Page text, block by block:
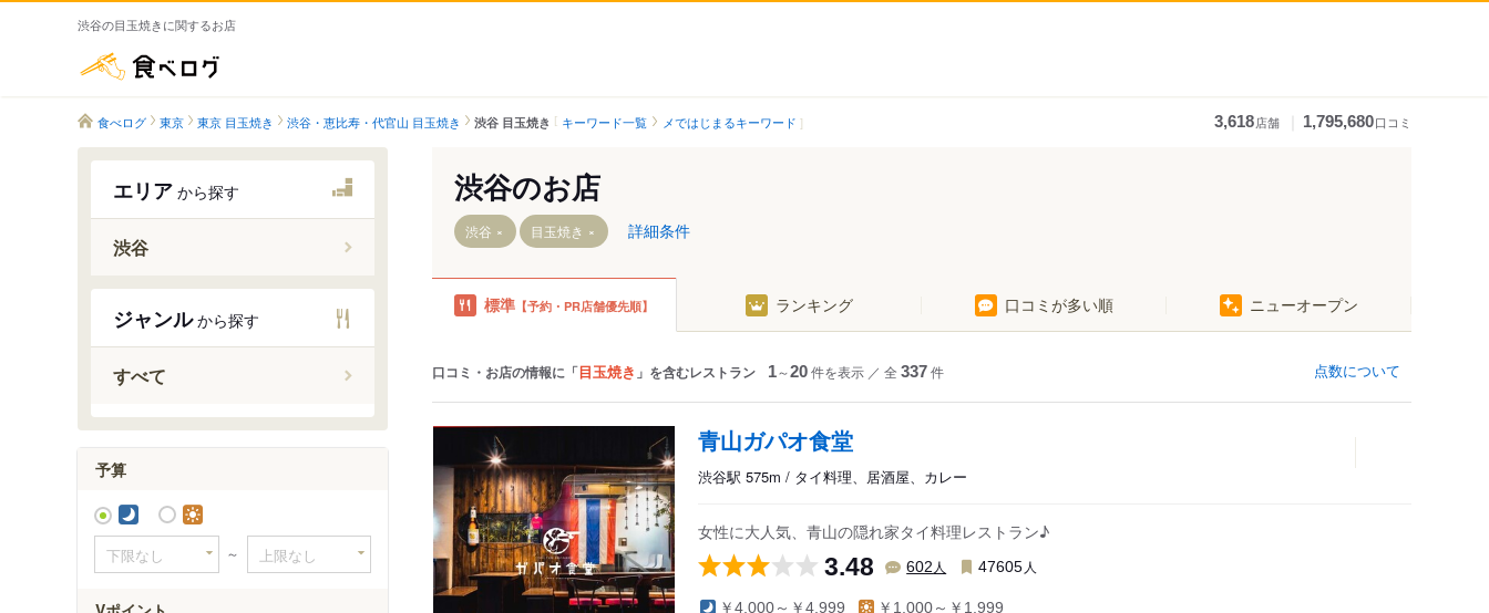
渋谷の目玉焼きに関するお店
食べログ 東京 東京 目玉焼き 渋谷・恵比寿・代官山 目玉焼き 渋谷 目玉焼き キーワード一覧 メではじまるキーワード 3,618店舗 1,795,680口コミ
エリア から探す
渋谷
渋谷駅
ジャンルから探す
すべて
予算
～
渋谷のお店
渋谷 目玉焼き 詳細条件
標準 【予約・PR店舗優先順】 ランキング 口コミが多い順 ニューオープン
口コミ・お店の情報に「目玉焼き 」を含むレストラン 1～20件を表示 ／ 全 337件 点数について
青山ガパオ食堂
渋谷駅 575m / タイ料理、居酒屋、カレー
女性に大人気、青山の隠れ家タイ料理レストラン♪
3.48 602 人 47605 人
￥4,000～￥4,999 ￥1,000～￥1,999